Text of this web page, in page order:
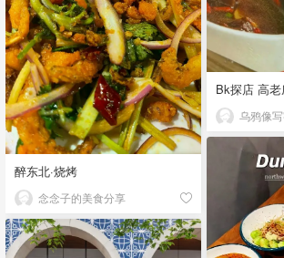
Bk探店 高
乌鸦像写
醉东北·烧烤
念念子的美食分享